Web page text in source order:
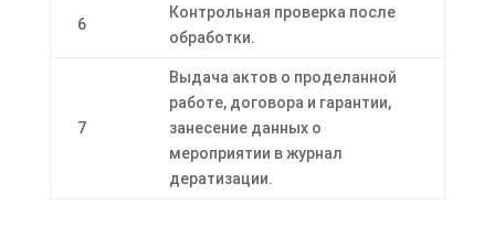
6
Контрольная проверка после
обработки.
7
Выдача актов о проделанной
работе, договора и гарантии,
занесение данных о
мероприятии в журнал
дератизации.